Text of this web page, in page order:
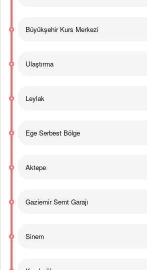
Büyükşehir Kurs Merkezi
Ulaştırma
Leylak
Ege Serbest Bölge
Aktepe
Gaziemir Semt Garajı
Sinem